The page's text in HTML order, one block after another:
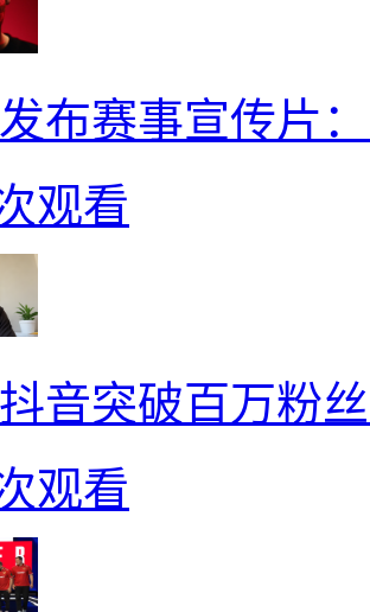
布赛事宣传片
观看
音突破百万粉
观看